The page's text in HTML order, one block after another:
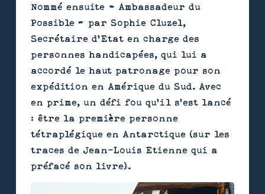
Nommé ensuite « Ambassadeur du
Possible » par Sophie Cluzel,
Secrétaire d’Etat en charge des
personnes handicapées, qui lui a
accordé le haut patronage pour son
expédition en Amérique du Sud. Avec
en prime, un défi fou qu’il s’est lancé
: être la première personne
tétraplégique en Antarctique (sur les
traces de Jean-Louis Etienne qui a
préfacé son livre).